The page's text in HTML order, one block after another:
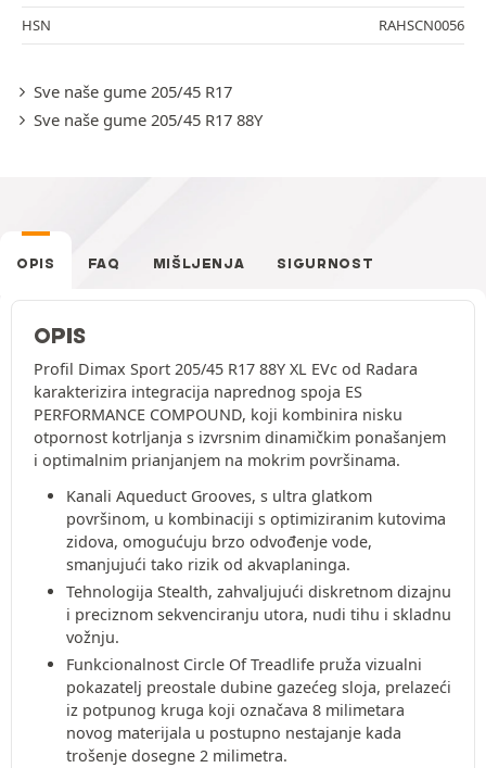
HSN
RAHSCN0056
Sve naše gume 205/45 R17
Sve naše gume 205/45 R17 88Y
OPIS FAQ MIŠLJENJA SIGURNOST
OPIS
Profil Dimax Sport 205/45 R17 88Y XL EVc od Radara
karakterizira integracija naprednog spoja ES
PERFORMANCE COMPOUND, koji kombinira nisku
otpornost kotrljanja s izvrsnim dinamičkim ponašanjem
i optimalnim prianjanjem na mokrim površinama.
Kanali Aqueduct Grooves, s ultra glatkom
površinom, u kombinaciji s optimiziranim kutovima
zidova, omogućuju brzo odvođenje vode,
smanjujući tako rizik od akvaplaninga.
Tehnologija Stealth, zahvaljujući diskretnom dizajnu
i preciznom sekvenciranju utora, nudi tihu i skladnu
vožnju.
Funkcionalnost Circle Of Treadlife pruža vizualni
pokazatelj preostale dubine gazećeg sloja, prelazeći
iz potpunog kruga koji označava 8 milimetara
novog materijala u postupno nestajanje kada
trošenje dosegne 2 milimetra.